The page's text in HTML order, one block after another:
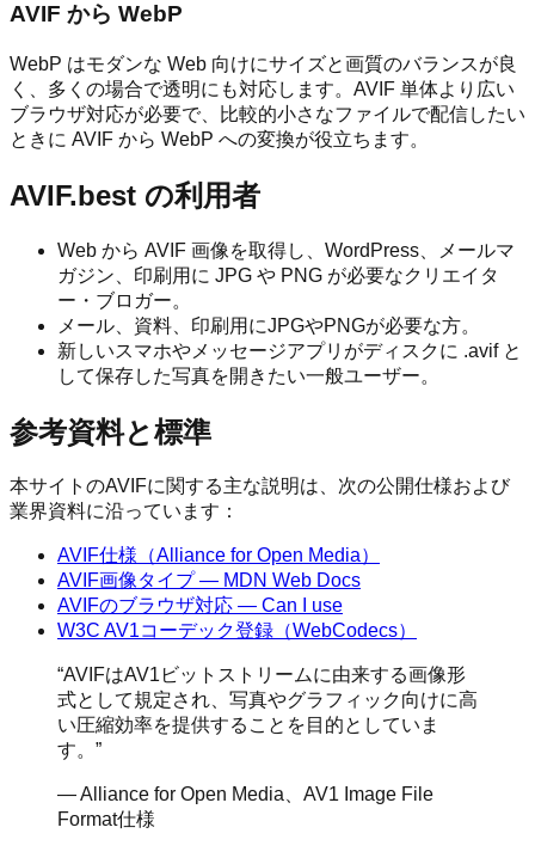
AVIF から WebP
WebP はモダンな Web 向けにサイズと画質のバランスが良
く、多くの場合で透明にも対応します。AVIF 単体より広い
ブラウザ対応が必要で、比較的小さなファイルで配信したい
ときに AVIF から WebP への変換が役立ちます。
AVIF.best の利用者
Web から AVIF 画像を取得し、WordPress、メールマ
ガジン、印刷用に JPG や PNG が必要なクリエイタ
ー・ブロガー。
メール、資料、印刷用にJPGやPNGが必要な方。
新しいスマホやメッセージアプリがディスクに .avif と
して保存した写真を開きたい一般ユーザー。
参考資料と標準
本サイトのAVIFに関する主な説明は、次の公開仕様および
業界資料に沿っています：
AVIF仕様（Alliance for Open Media）
AVIF画像タイプ — MDN Web Docs
AVIFのブラウザ対応 — Can I use
W3C AV1コーデック登録（WebCodecs）
“AVIFはAV1ビットストリームに由来する画像形
式として規定され、写真やグラフィック向けに高
い圧縮効率を提供することを目的としていま
す。 ”
—Alliance for Open Media、AV1 Image File
Format仕様